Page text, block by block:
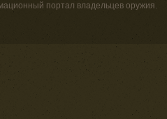
портал владельцев оружия.